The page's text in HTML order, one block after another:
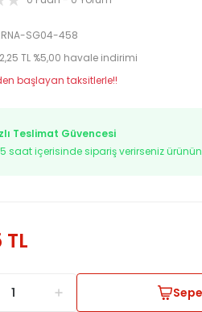
RNA-SG04-458
TL %5,00 havale indirimi
başlayan taksitlerle!!
Teslimat Güvencesi
saat içerisinde sipariş verirseniz
TL